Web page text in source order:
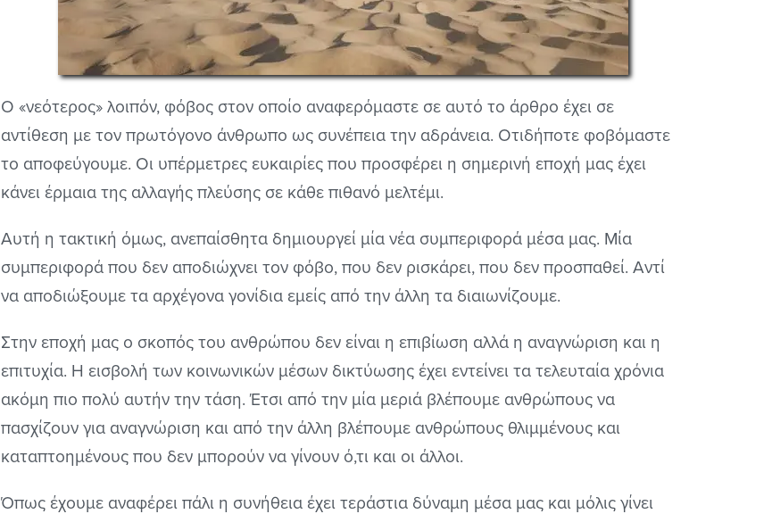
Ο «νεότερος» λοιπόν, φόβος στον οποίο αναφερόμαστε σε αυτό το άρθρο έχει σε
αντίθεση με τον πρωτόγονο άνθρωπο ως συνέπεια την αδράνεια. Οτιδήποτε φοβόμαστε
το αποφεύγουμε. Οι υπέρμετρες ευκαιρίες που προσφέρει η σημερινή εποχή μας έχει
κάνει έρμαια της αλλαγής πλεύσης σε κάθε πιθανό μελτέμι.
Αυτή η τακτική όμως, ανεπαίσθητα δημιουργεί μία νέα συμπεριφορά μέσα μας. Μία
συμπεριφορά που δεν αποδιώχνει τον φόβο, που δεν ρισκάρει, που δεν προσπαθεί. Αντί
να αποδιώξουμε τα αρχέγονα γονίδια εμείς από την άλλη τα διαιωνίζουμε.
Στην εποχή μας ο σκοπός του ανθρώπου δεν είναι η επιβίωση αλλά η αναγνώριση και η
επιτυχία. Η εισβολή των κοινωνικών μέσων δικτύωσης έχει εντείνει τα τελευταία χρόνια
ακόμη πιο πολύ αυτήν την τάση. Έτσι από την μία μεριά βλέπουμε ανθρώπους να
πασχίζουν για αναγνώριση και από την άλλη βλέπουμε ανθρώπους θλιμμένους και
καταπτοημένους που δεν μπορούν να γίνουν ό,τι και οι άλλοι.
Όπως έχουμε αναφέρει πάλι η συνήθεια έχει τεράστια δύναμη μέσα μας και μόλις γίνει